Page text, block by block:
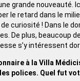
grande nouveauté.
le retard dans le
curiosité ! Dans le
De plus, beaucoup
s’y intéressent
à la Villa
polices. Quel fut